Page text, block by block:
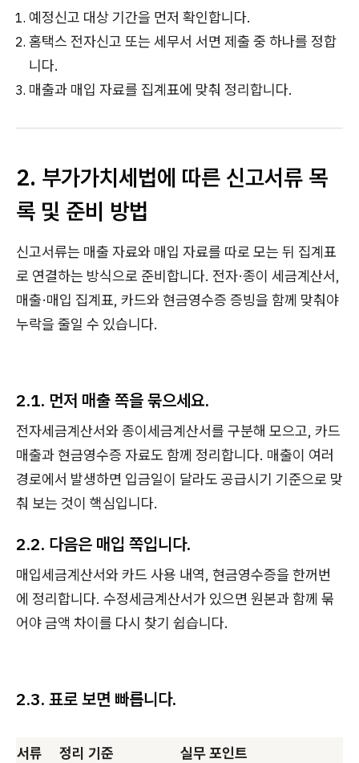
예정신고 대상 기간을 먼저 확인합니다.
홈택스 전자신고 또는 세무서 서면 제출 중 하나를 정합
니다.
매출과 매입 자료를 집계표에 맞춰 정리합니다.
2. 부가가치세법에 따른 신고서류 목
록 및 준비 방법
신고서류는 매출 자료와 매입 자료를 따로 모는 뒤 집계표
로 연결하는 방식으로 준비합니다. 전자·종이 세금계산서,
매출·매입 집계표, 카드와 현금영수증 증빙을 함께 맞춰야
누락을 줄일 수 있습니다.
2.1. 먼저 매출 쪽을 묶으세요.
전자세금계산서와 종이세금계산서를 구분해 모으고, 카드
매출과 현금영수증 자료도 함께 정리합니다. 매출이 여러
경로에서 발생하면 입금일이 달라도 공급시기 기준으로 맞
춰 보는 것이 핵심입니다.
2.2. 다음은 매입 쪽입니다.
매입세금계산서와 카드 사용 내역, 현금영수증을 한꺼번
에 정리합니다. 수정세금계산서가 있으면 원본과 함께 묶
어야 금액 차이를 다시 찾기 쉽습니다.
2.3. 표로 보면 빠릅니다.
서류 정리 기준 실무 포인트